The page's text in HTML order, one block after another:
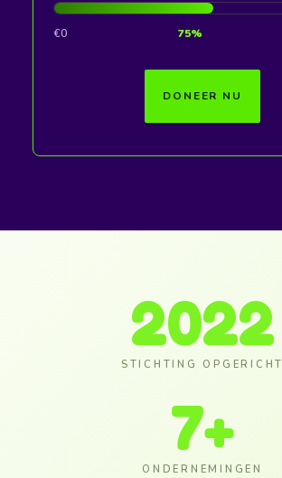
€0 75%
DONEER NU
STICHTING OPGERICHT
2022
ONDERNEMINGEN
7+